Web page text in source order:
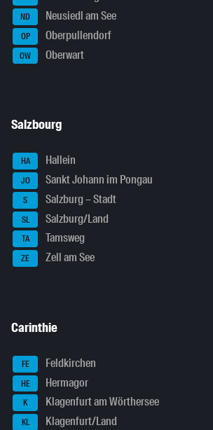
ND Neusiedl am See
OP Oberpullendorf
OW Oberwart
Salzbourg
HA Hallein
JO Sankt Johann im Pongau
S Salzburg – Stadt
SL Salzburg/Land
TA Tamsweg
ZE Zell am See
Carinthie
FE Feldkirchen
HE Hermagor
K Klagenfurt am Wörthersee
KL Klagenfurt/Land